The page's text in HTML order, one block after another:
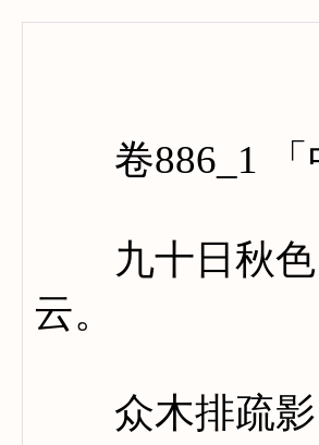
卷886_1 「
九十日秋色
云。
众木排疏影